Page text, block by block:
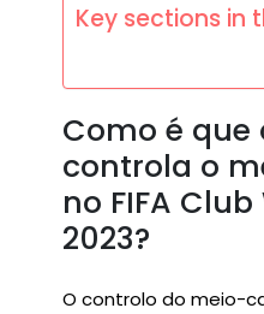
Key sections in
Como é que
controla o
no FIFA
2023?
O controlo do meio-